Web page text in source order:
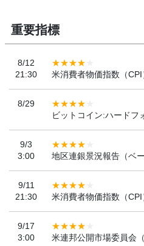
重要指標
8/12
21:30
米消費者物価指数（
8/29
ビットコイン:ハードフ
9/3
3:00
地区連銀景況報告（ベ
9/11
21:30
米消費者物価指数（
9/17
3:00
米連邦公開市場委員会